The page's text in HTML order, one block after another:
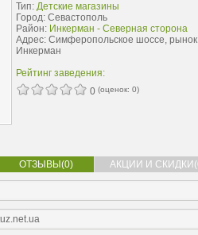
Тип: Детские магазины
Город: Севастополь
Район: Инкерман - Северная сторона
Адрес: Симферопольское шоссе, рынок
Инкерман
Рейтинг заведения:
0 (оценок: 0)
ОТЗЫВЫ(0) АКЦИИ И